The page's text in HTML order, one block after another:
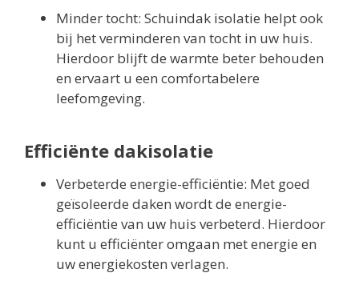
Minder tocht: Schuindak isolatie helpt ook
bij het verminderen van tocht in uw huis.
Hierdoor blijft de warmte beter behouden
en ervaart u een comfortabelere
leefomgeving.
Efficiënte dakisolatie
Verbeterde energie-efficiëntie: Met goed
geïsoleerde daken wordt de energie-
efficiëntie van uw huis verbeterd. Hierdoor
kunt u efficiënter omgaan met energie en
uw energiekosten verlagen.